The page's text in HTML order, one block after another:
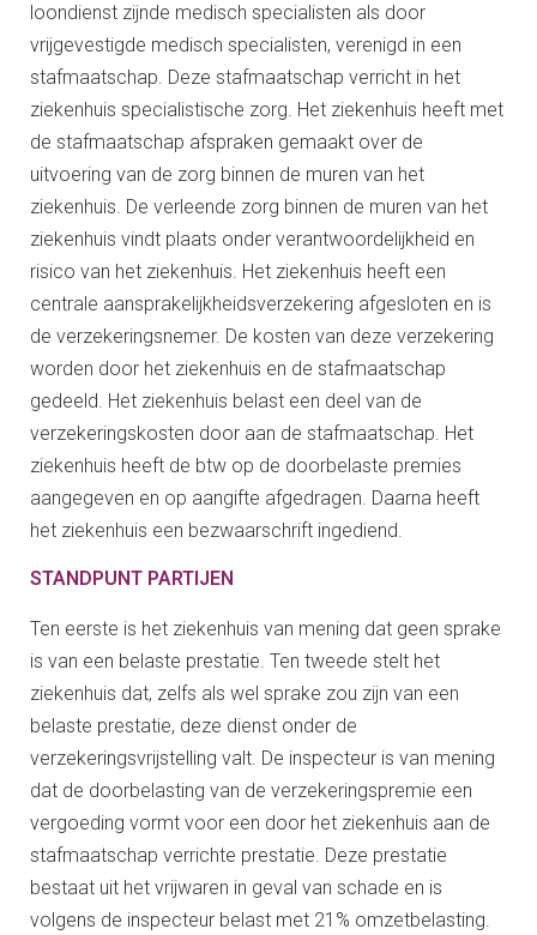
loondienst zijnde medisch specialisten als door
vrijgevestigde medisch specialisten, verenigd in een
stafmaatschap. Deze stafmaatschap verricht in het
ziekenhuis specialistische zorg. Het ziekenhuis heeft met
de stafmaatschap afspraken gemaakt over de
uitvoering van de zorg binnen de muren van het
ziekenhuis. De verleende zorg binnen de muren van het
ziekenhuis vindt plaats onder verantwoordelijkheid en
risico van het ziekenhuis. Het ziekenhuis heeft een
centrale aansprakelijkheidsverzekering afgesloten en is
de verzekeringsnemer. De kosten van deze verzekering
worden door het ziekenhuis en de stafmaatschap
gedeeld. Het ziekenhuis belast een deel van de
verzekeringskosten door aan de stafmaatschap. Het
ziekenhuis heeft de btw op de doorbelaste premies
aangegeven en op aangifte afgedragen. Daarna heeft
het ziekenhuis een bezwaarschrift ingediend.
STANDPUNT PARTIJEN
Ten eerste is het ziekenhuis van mening dat geen sprake
is van een belaste prestatie. Ten tweede stelt het
ziekenhuis dat, zelfs als wel sprake zou zijn van een
belaste prestatie, deze dienst onder de
verzekeringsvrijstelling valt. De inspecteur is van mening
dat de doorbelasting van de verzekeringspremie een
vergoeding vormt voor een door het ziekenhuis aan de
stafmaatschap verrichte prestatie. Deze prestatie
bestaat uit het vrijwaren in geval van schade en is
volgens de inspecteur belast met 21% omzetbelasting.